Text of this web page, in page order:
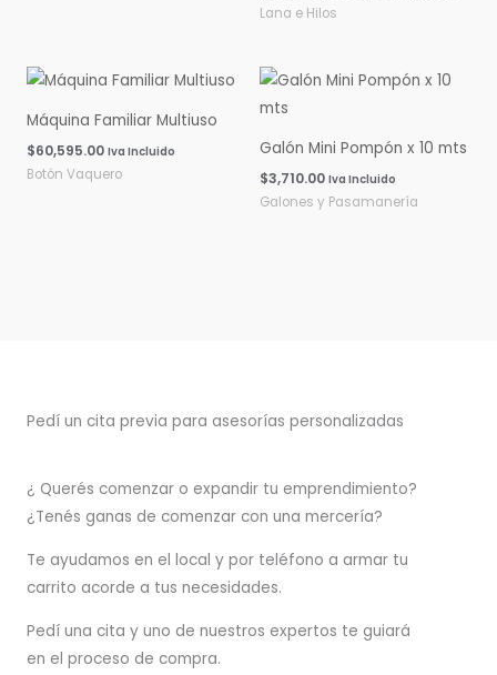
Lana e Hilos
Máquina Familiar Multiuso
$60,595.00 Iva Incluido
Botón Vaquero
Galón Mini Pompón x 10 mts
$3,710.00 Iva Incluido
Galones y Pasamanería
Pedí un cita previa para asesorías personalizadas
¿ Querés comenzar o expandir tu emprendimiento?
¿Tenés ganas de comenzar con una mercería?
Te ayudamos en el local y por teléfono a armar tu
carrito acorde a tus necesidades.
Pedí una cita y uno de nuestros expertos te guiará
en el proceso de compra.